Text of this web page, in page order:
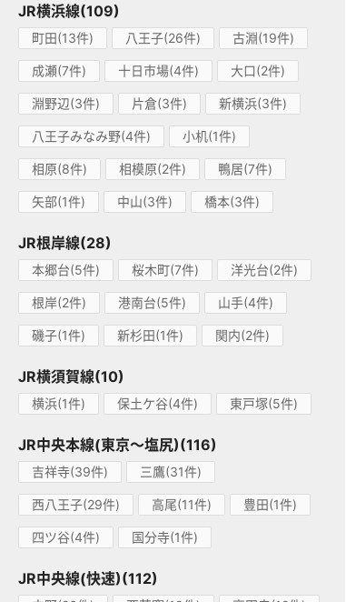
JR横浜線(109)
町田(13件) 八王子(26件) 古淵(19件)
成瀬(7件) 十日市場(4件) 大口(2件)
淵野辺(3件) 片倉(3件) 新横浜(3件)
八王子みなみ野(4件) 小机(1件)
相原(8件) 相模原(2件) 鴨居(7件)
矢部(1件) 中山(3件) 橋本(3件)
JR根岸線(28)
本郷台(5件) 桜木町(7件) 洋光台(2件)
根岸(2件) 港南台(5件) 山手(4件)
磯子(1件) 新杉田(1件) 関内(2件)
JR横須賀線(10)
横浜(1件) 保土ケ谷(4件) 東戸塚(5件)
JR中央本線(東京～塩尻)(116)
吉祥寺(39件) 三鷹(31件)
西八王子(29件) 高尾(11件) 豊田(1件)
四ツ谷(4件) 国分寺(1件)
JR中央線(快速)(112)